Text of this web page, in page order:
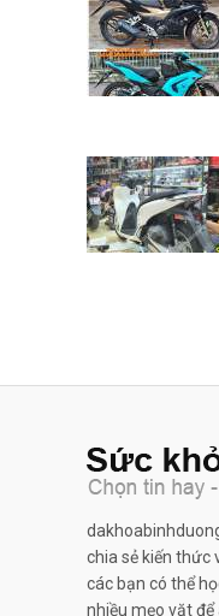
chia sẻ kiến thức
các bạn có thể
nhiều mẹo vặt